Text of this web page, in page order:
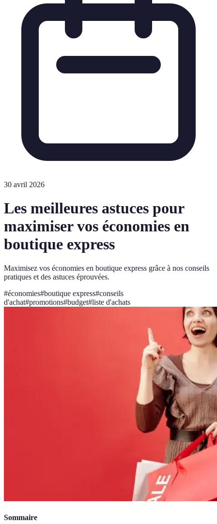
30 avril 2026
Les meilleures astuces pour
maximiser vos économies en
boutique express
Maximisez vos économies en boutique express grâce à nos conseils
pratiques et des astuces éprouvées.
#économies#boutique express#conseils
d'achat#promotions#budget#liste d'achats
Sommaire